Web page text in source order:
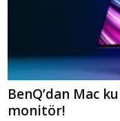
BenQ’dan Mac
monitör!